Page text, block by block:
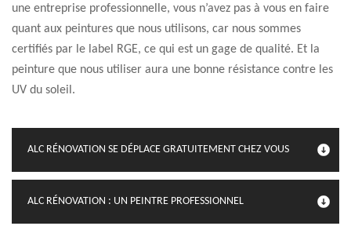
une entreprise professionnelle, vous n’avez pas à vous en faire
quant aux peintures que nous utilisons, car nous sommes
certifiés par le label RGE, ce qui est un gage de qualité. Et la
peinture que nous utiliser aura une bonne résistance contre les
UV du soleil.
ALC RÉNOVATION SE DÉPLACE GRATUITEMENT CHEZ VOUS
ALC RÉNOVATION : UN PEINTRE PROFESSIONNEL